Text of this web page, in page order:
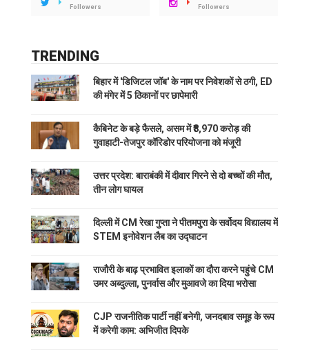
Followers
Followers
TRENDING
बिहार में 'डिजिटल जॉब' के नाम पर निवेशकों से ठगी, ED
की मंगेर में 5 ठिकानों पर छापेमारी
कैबिनेट के बड़े फैसले, असम में ₹8,970 करोड़ की
गुवाहाटी-तेजपुर कॉरिडोर परियोजना को मंजूरी
उत्तर प्रदेश: बाराबंकी में दीवार गिरने से दो बच्चों की मौत,
तीन लोग घायल
दिल्ली में CM रेखा गुप्ता ने पीतमपुरा के सर्वोदय विद्यालय में
STEM इनोवेशन लैब का उद्घाटन
राजौरी के बाढ़ प्रभावित इलाकों का दौरा करने पहुंचे CM
उमर अब्दुल्ला, पुनर्वास और मुआवजे का दिया भरोसा
CJP राजनीतिक पार्टी नहीं बनेगी, जनदबाव समूह के रूप
में करेगी काम: अभिजीत दिपके